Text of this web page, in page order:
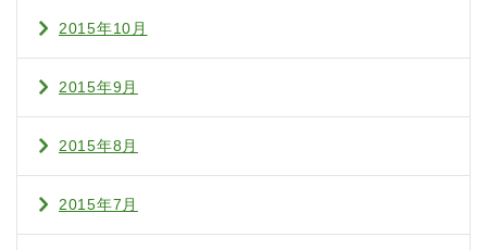
2015年10月
2015年9月
2015年8月
2015年7月